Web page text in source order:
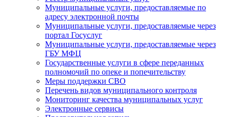
Муниципальные услуги, предоставляемые по
адресу электронной почты
Муниципальные услуги, предоставляемые через
портал Госуслуг
Муниципальные услуги, предоставляемые через
ГБУ МФЦ
Государственные услуги в сфере переданных
полномочий по опеке и попечительству
Меры поддержки СВО
Перечень видов муниципального контроля
Мониторинг качества муниципальных услуг
Электронные сервисы